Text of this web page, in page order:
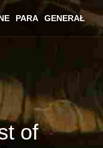
PARA GENERAŁ
of